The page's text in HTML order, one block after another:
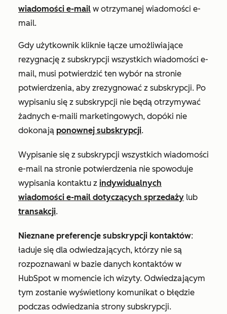
wiadomości e-mail w otrzymanej wiadomości e-
mail.
Gdy użytkownik kliknie łącze umożliwiające
rezygnację z subskrypcji wszystkich wiadomości e-
mail, musi potwierdzić ten wybór na stronie
potwierdzenia, aby zrezygnować z subskrypcji. Po
wypisaniu się z subskrypcji nie będą otrzymywać
żadnych e-maili marketingowych, dopóki nie
dokonają ponownej subskrypcji.
Wypisanie się z subskrypcji wszystkich wiadomości
e-mail na stronie potwierdzenia nie spowoduje
wypisania kontaktu z indywidualnych
wiadomości e-mail dotyczących sprzedaży lub
transakcji.
Nieznane preferencje subskrypcji kontaktów:
ładuje się dla odwiedzających, którzy nie są
rozpoznawani w bazie danych kontaktów w
HubSpot w momencie ich wizyty. Odwiedzającym
tym zostanie wyświetlony komunikat o błędzie
podczas odwiedzania strony subskrypcji.